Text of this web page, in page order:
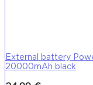
External battery
20000mAh black